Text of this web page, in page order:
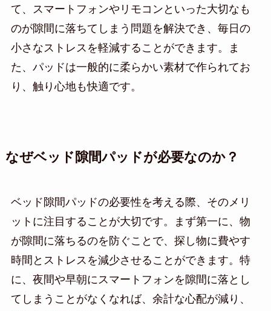
て、スマートフォンやリモコンといった大切なも
のが隙間に落ちてしまう問題を解決でき、毎日の
小さなストレスを軽減することができます。ま
た、パッドは一般的に柔らかい素材で作られてお
り、触り心地も快適です。
なぜベッド隙間パッドが必要なのか？
ベッド隙間パッドの必要性を考える際、そのメリ
ットに注目することが大切です。まず第一に、物
が隙間に落ちるのを防ぐことで、探し物に費やす
時間とストレスを減少させることができます。特
に、夜間や早朝にスマートフォンを隙間に落とし
てしまうことがなくなれば、余計な心配が減り、